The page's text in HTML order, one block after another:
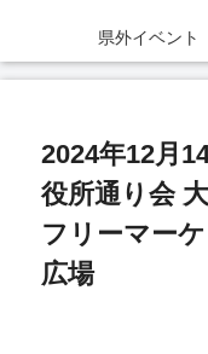
県外イベント
2024年12月
役所通り会
フリーマー
広場